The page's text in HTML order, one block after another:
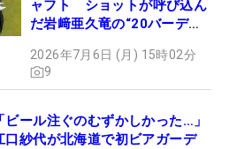
ャフト ショットが呼び込ん
だ岩﨑亜久竜の“20バーデ
2026年7月6日 (月) 15時02分
9
「ビール注ぐのむずかしかった…」
口紗代が北海道で初ビアガーデ